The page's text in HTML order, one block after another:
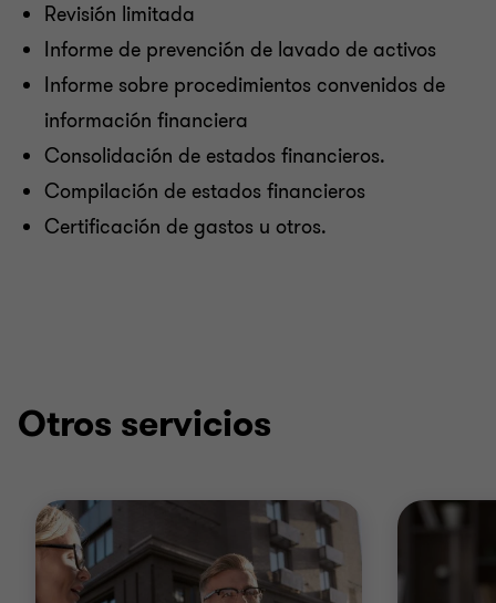
Revisión limitada
Informe de prevención de lavado de activos
Informe sobre procedimientos convenidos de
información financiera
Consolidación de estados financieros.
Compilación de estados financieros
Certificación de gastos u otros.
Otros servicios